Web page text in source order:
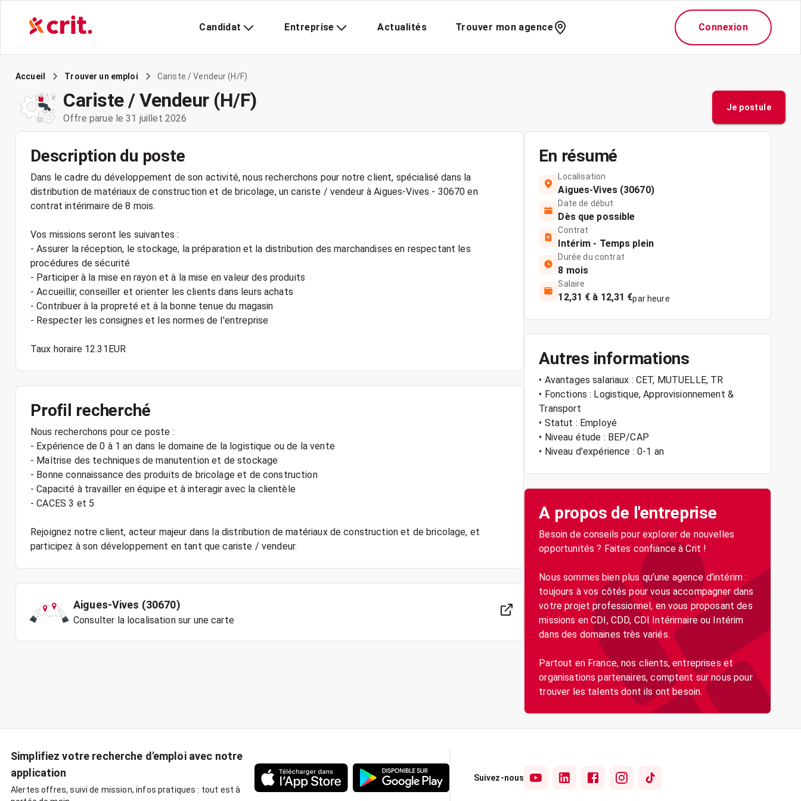
Candidat Entreprise Actualités Trouver mon agence Connexion
Accueil Trouver un emploi Cariste / Vendeur (H/F)
Cariste / Vendeur (H/F)
Offre parue le 31 juillet 2026
Je postule
Description du poste
Dans le cadre du développement de son activité, nous recherchons pour notre client, spécialisé dans la
distribution de matériaux de construction et de bricolage, un cariste / vendeur à Aigues-Vives - 30670 en
contrat intérimaire de 8 mois.
Vos missions seront les suivantes :
- Assurer la réception, le stockage, la préparation et la distribution des marchandises en respectant les
procédures de sécurité
- Participer à la mise en rayon et à la mise en valeur des produits
- Accueillir, conseiller et orienter les clients dans leurs achats
- Contribuer à la propreté et à la bonne tenue du magasin
- Respecter les consignes et les normes de l'entreprise
Profil recherché
Nous recherchons pour ce poste :
- Expérience de 0 à 1 an dans le domaine de la logistique ou de la vente
- Maîtrise des techniques de manutention et de stockage
- Bonne connaissance des produits de bricolage et de construction
- Capacité à travailler en équipe et à interagir avec la clientèle
- CACES 3 et 5
Rejoignez notre client, acteur majeur dans la distribution de matériaux de construction et de bricolage, et
Aigues-Vives (30670)
Consulter la localisation sur une carte
En résumé
Localisation
Aigues-Vives (30670)
Date de début
Dès que possible
Contrat
Intérim - Temps plein
Durée du contrat
8 mois
Salaire
12,31 € à 12,31 €par heure
Autres informations
• Avantages salariaux : CET, MUTUELLE, TR
• Fonctions : Logistique, Approvisionnement &
Transport
• Statut : Employé
• Niveau étude : BEP/CAP
• Niveau d'expérience : 0-1 an
A propos de l'entreprise
Besoin de conseils pour explorer de nouvelles
opportunités ? Faites confiance à Crit !
Nous sommes bien plus qu’une agence d’intérim :
toujours à vos côtés pour vous accompagner dans
votre projet professionnel, en vous proposant des
missions en CDI, CDD, CDI Intérimaire ou Intérim
dans des domaines très variés.
Partout en France, nos clients, entreprises et
organisations partenaires, comptent sur nous pour
trouver les talents dont ils ont besoin.
Simplifiez votre recherche d'emploi avec notre
application
Alertes offres, suivi de mission, infos pratiques : tout est à
Suivez-nous